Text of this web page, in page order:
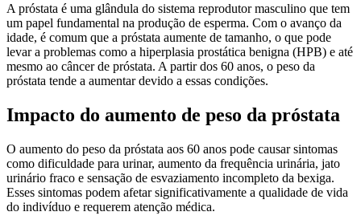
A próstata é uma glândula do sistema reprodutor masculino que tem
um papel fundamental na produção de esperma. Com o avanço da
idade, é comum que a próstata aumente de tamanho, o que pode
levar a problemas como a hiperplasia prostática benigna (HPB) e até
mesmo ao câncer de próstata. A partir dos 60 anos, o peso da
próstata tende a aumentar devido a essas condições.
Impacto do aumento de peso da próstata
O aumento do peso da próstata aos 60 anos pode causar sintomas
como dificuldade para urinar, aumento da frequência urinária, jato
urinário fraco e sensação de esvaziamento incompleto da bexiga.
Esses sintomas podem afetar significativamente a qualidade de vida
do indivíduo e requerem atenção médica.